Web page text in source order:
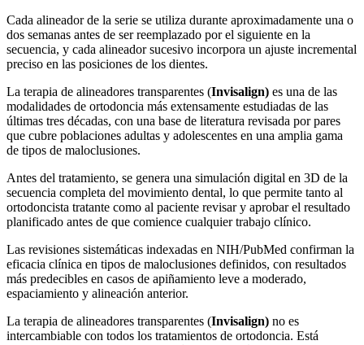
Cada alineador de la serie se utiliza durante aproximadamente una o
dos semanas antes de ser reemplazado por el siguiente en la
secuencia, y cada alineador sucesivo incorpora un ajuste incremental
preciso en las posiciones de los dientes.
La terapia de alineadores transparentes (Invisalign) es una de las
modalidades de ortodoncia más extensamente estudiadas de las
últimas tres décadas, con una base de literatura revisada por pares
que cubre poblaciones adultas y adolescentes en una amplia gama
de tipos de maloclusiones.
Antes del tratamiento, se genera una simulación digital en 3D de la
secuencia completa del movimiento dental, lo que permite tanto al
ortodoncista tratante como al paciente revisar y aprobar el resultado
planificado antes de que comience cualquier trabajo clínico.
Las revisiones sistemáticas indexadas en NIH/PubMed confirman la
eficacia clínica en tipos de maloclusiones definidos, con resultados
más predecibles en casos de apiñamiento leve a moderado,
espaciamiento y alineación anterior.
La terapia de alineadores transparentes (Invisalign) no es
intercambiable con todos los tratamientos de ortodoncia. Está